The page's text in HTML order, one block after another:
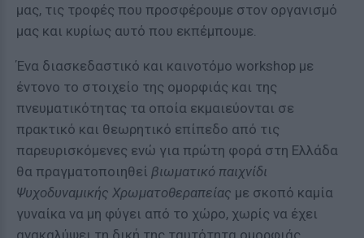
μας, τις τροφές που προσφέρουμε στον οργανισμό
μας και κυρίως αυτό που εκπέμπουμε.
Ένα διασκεδαστικό και καινοτόμο workshop με
έντονο το στοιχείο της ομορφιάς και της
πνευματικότητας τα οποία εκμαιεύονται σε
πρακτικό και θεωρητικό επίπεδο από τις
παρευρισκόμενες ενώ για πρώτη φορά στη Ελλάδα
θα πραγματοποιηθεί βιωματικό παιχνίδι
Ψυχοδυναμικής Χρωματοθεραπείας με σκοπό καμία
γυναίκα να μη φύγει από το χώρο, χωρίς να έχει
ανακαλύψει τη δική της ταυτότητα ομορφιάς.